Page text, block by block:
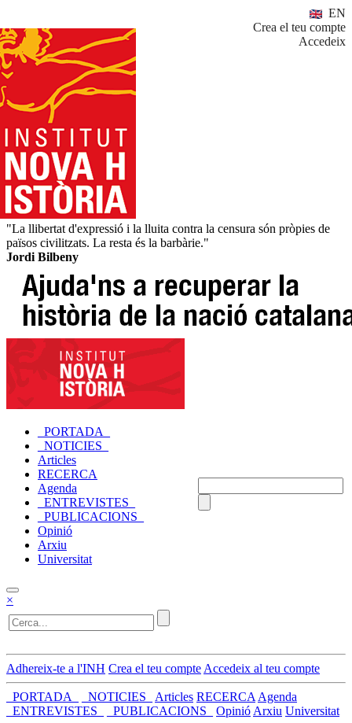
EN
Crea el teu compte
Accedeix
"La llibertat d'expressió i la lluita contra la censura són pròpies de
països civilitzats. La resta és la barbàrie."
Jordi Bilbeny
_PORTADA_
_NOTICIES_
Articles
RECERCA
Agenda
_ENTREVISTES_
_PUBLICACIONS_
Opinió
Arxiu
Universitat
×
Adhereix-te a l'INH Crea el teu compte Accedeix al teu compte
_PORTADA_ _NOTICIES_ Articles RECERCA Agenda
_ENTREVISTES_
_PUBLICACIONS_ Opinió Arxiu Universitat